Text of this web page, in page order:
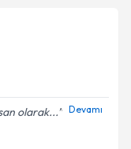
olarak... Devamı